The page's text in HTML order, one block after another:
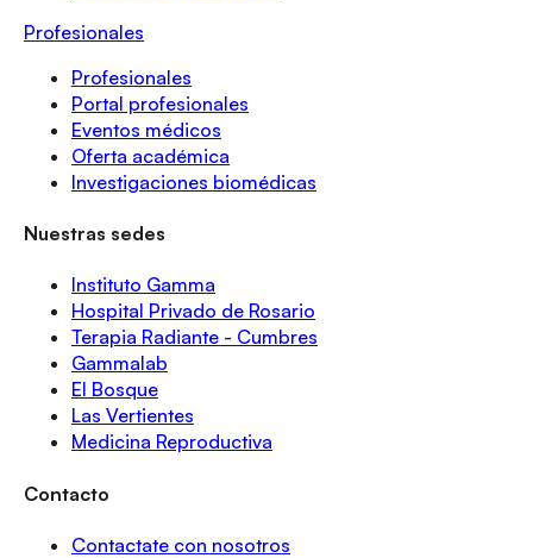
Profesionales
Profesionales
Portal profesionales
Eventos médicos
Oferta académica
Investigaciones biomédicas
Nuestras sedes
Instituto Gamma
Hospital Privado de Rosario
Terapia Radiante - Cumbres
Gammalab
El Bosque
Las Vertientes
Medicina Reproductiva
Contacto
Contactate con nosotros